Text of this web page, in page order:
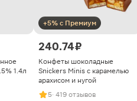
1.4л
+5% с Премиум
240.74 ₽
Конфеты шоколадные
Snickers Minis с карамелью
арахисом и нугой
5· 419 отзывов